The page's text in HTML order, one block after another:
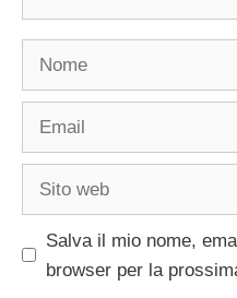
Salva il mio nome,
browser per la